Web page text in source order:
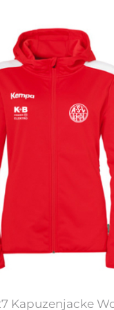
Kapuzenjacke